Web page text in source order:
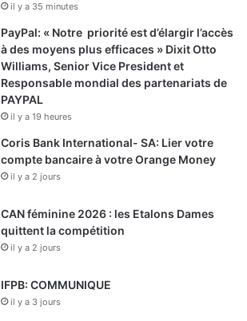
il y a 35 minutes
PayPal: « Notre priorité est d’élargir l’accès
à des moyens plus efficaces » Dixit Otto
Williams, Senior Vice President et
Responsable mondial des partenariats de
PAYPAL
il y a 19 heures
Coris Bank International- SA: Lier votre
compte bancaire à votre Orange Money
il y a 2 jours
CAN féminine 2026 : les Etalons Dames
quittent la compétition
il y a 2 jours
IFPB: COMMUNIQUE
il y a 3 jours